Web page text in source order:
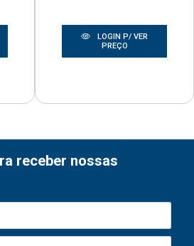
LOGIN P/ VER
PREÇO
receber nossas